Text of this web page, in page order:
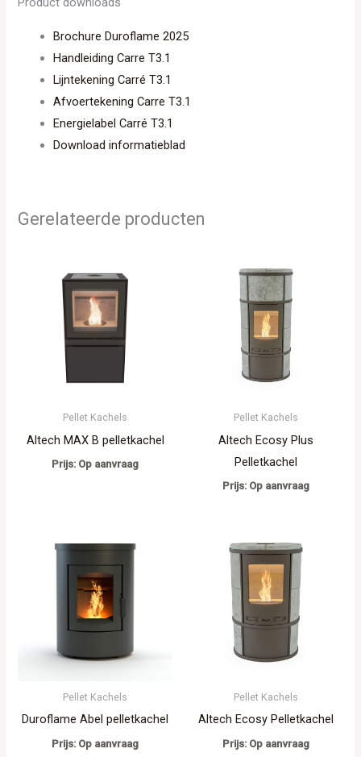
Brochure Duroflame 2025
Handleiding Carre T3.1
Lijntekening Carré T3.1
Afvoertekening Carre T3.1
Energielabel Carré T3.1
Download informatieblad
Gerelateerde producten
Pellet Kachels
Altech MAX B pelletkachel
Prijs: Op aanvraag
Pellet Kachels
Altech Ecosy Plus
Pelletkachel
Prijs: Op aanvraag
Pellet Kachels
Duroflame Abel pelletkachel
Prijs: Op aanvraag
Pellet Kachels
Altech Ecosy Pelletkachel
Prijs: Op aanvraag